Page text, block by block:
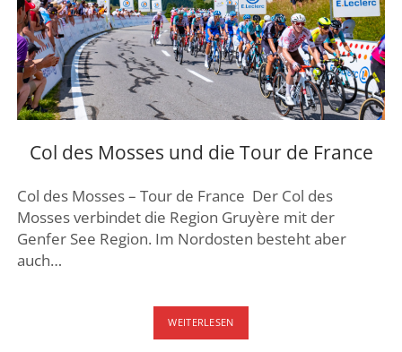
Col des Mosses und die Tour de France
Col des Mosses – Tour de France Der Col des
Mosses verbindet die Region Gruyère mit der
Genfer See Region. Im Nordosten besteht aber
auch…
WEITERLESENCOL
DES